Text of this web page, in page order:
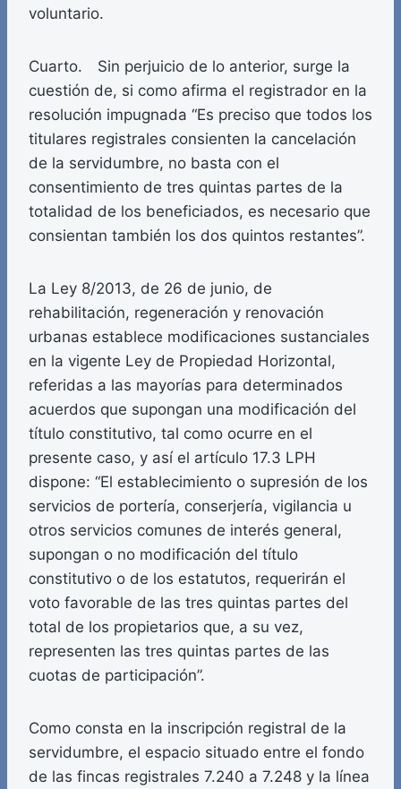
voluntario.
Cuarto. Sin perjuicio de lo anterior, surge la
cuestión de, si como afirma el registrador en la
resolución impugnada “Es preciso que todos los
titulares registrales consienten la cancelación
de la servidumbre, no basta con el
consentimiento de tres quintas partes de la
totalidad de los beneficiados, es necesario que
consientan también los dos quintos restantes”.
La Ley 8/2013, de 26 de junio, de
rehabilitación, regeneración y renovación
urbanas establece modificaciones sustanciales
en la vigente Ley de Propiedad Horizontal,
referidas a las mayorías para determinados
acuerdos que supongan una modificación del
título constitutivo, tal como ocurre en el
presente caso, y así el artículo 17.3 LPH
dispone: “El establecimiento o supresión de los
servicios de portería, conserjería, vigilancia u
otros servicios comunes de interés general,
supongan o no modificación del título
constitutivo o de los estatutos, requerirán el
voto favorable de las tres quintas partes del
total de los propietarios que, a su vez,
representen las tres quintas partes de las
cuotas de participación”.
Como consta en la inscripción registral de la
servidumbre, el espacio situado entre el fondo
de las fincas registrales 7.240 a 7.248 y la línea